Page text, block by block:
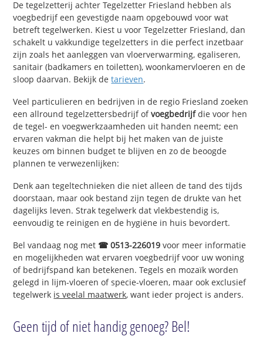
De tegelzetterij achter Tegelzetter Friesland hebben als
voegbedrijf een gevestigde naam opgebouwd voor wat
betreft tegelwerken. Kiest u voor Tegelzetter Friesland, dan
schakelt u vakkundige tegelzetters in die perfect inzetbaar
zijn zoals het aanleggen van vloerverwarming, egaliseren,
sanitair (badkamers en toiletten), woonkamervloeren en de
sloop daarvan. Bekijk detarieven.
Veel particulieren en bedrijven in de regio Friesland zoeken
een allround tegelzettersbedrijf ofvoegbedrijfdie voor hen
de tegel- en voegwerkzaamheden uit handen neemt; een
ervaren vakman die helpt bij het maken van de juiste
keuzes om binnen budget te blijven en zo de beoogde
plannen te verwezenlijken:
Denk aan tegeltechnieken die niet alleen de tand des tijds
doorstaan, maar ook bestand zijn tegen de drukte van het
dagelijks leven. Strak tegelwerk dat vlekbestendig is,
eenvoudig te reinigen en de hygiëne in huis bevordert.
Bel vandaag nog met ☎ 0513-226019 voor meer informatie
en mogelijkheden wat ervaren voegbedrijf voor uw woning
of bedrijfspand kan betekenen. Tegels en mozaïk worden
gelegd in lijm-vloeren of specie-vloeren, maar ook exclusief
tegelwerk is veelal maatwerk, want ieder project is anders.
Geen tijd of niet handig genoeg? Bel!